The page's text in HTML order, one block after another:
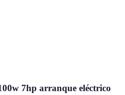
7hp arranque eléctrico